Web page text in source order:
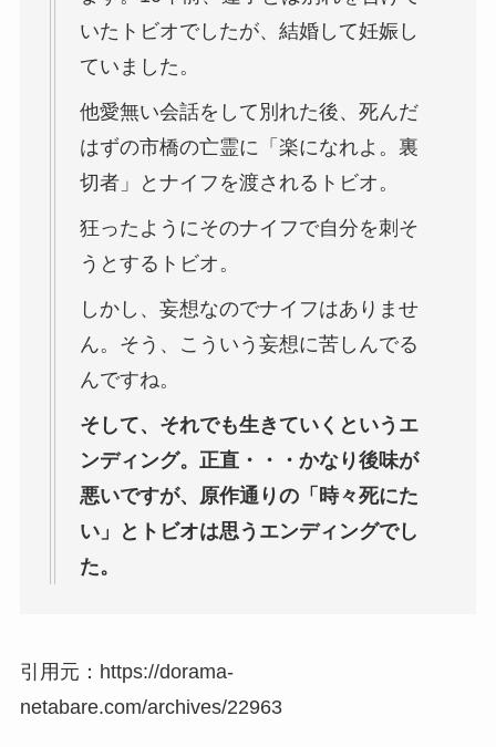
いたトビオでしたが、結婚して妊娠し
ていました。
他愛無い会話をして別れた後、死んだ
はずの市橋の亡霊に「楽になれよ。裏
切者」とナイフを渡されるトビオ。
狂ったようにそのナイフで自分を刺そ
うとするトビオ。
しかし、妄想なのでナイフはありませ
ん。そう、こういう妄想に苦しんでる
んですね。
そして、それでも生きていくというエ
ンディング。正直・・・かなり後味が
悪いですが、原作通りの「時々死にた
い」とトビオは思うエンディングでし
た。
引用元：https://dorama-
netabare.com/archives/22963